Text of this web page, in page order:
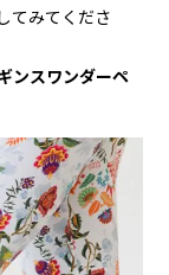
てみてくださ
ンスワンダーペ